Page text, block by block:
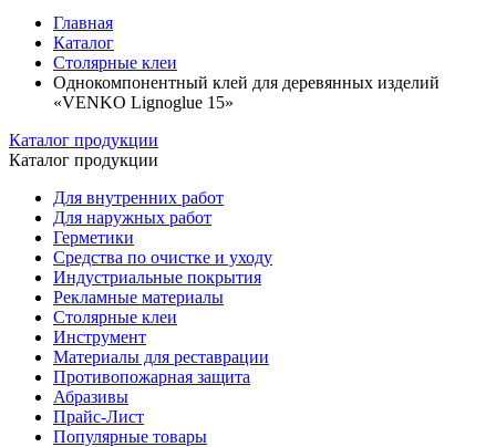
Главная
Каталог
Столярные клеи
Однокомпонентный клей для деревянных изделий
«VENKO Lignoglue 15»
Каталог продукции
Каталог продукции
Для внутренних работ
Для наружных работ
Герметики
Средства по очистке и уходу
Индустриальные покрытия
Рекламные материалы
Столярные клеи
Инструмент
Материалы для реставрации
Противопожарная защита
Абразивы
Прайс-Лист
Популярные товары